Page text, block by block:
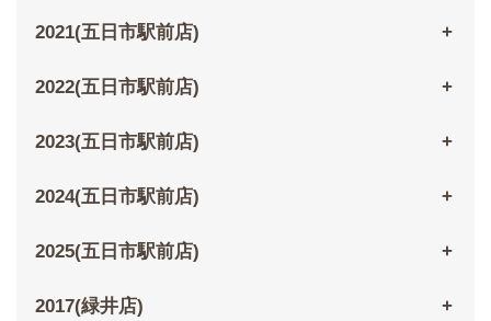
2021(五日市駅前店)
2022(五日市駅前店)
2023(五日市駅前店)
2024(五日市駅前店)
2025(五日市駅前店)
2017(緑井店)